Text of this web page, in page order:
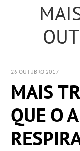
26 OUTUBRO 2017
MAIS
QUE O